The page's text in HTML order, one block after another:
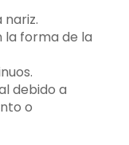
nariz.
la forma de la
debido a
o